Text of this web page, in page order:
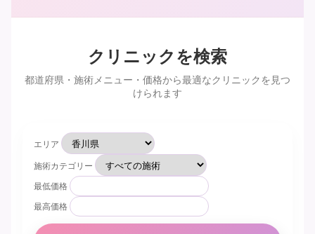
クリニックを検索
都道府県・施術メニュー・価格から最適なクリニックを見つ
けられます
エリア
施術カテゴリー
最低価格
最高価格